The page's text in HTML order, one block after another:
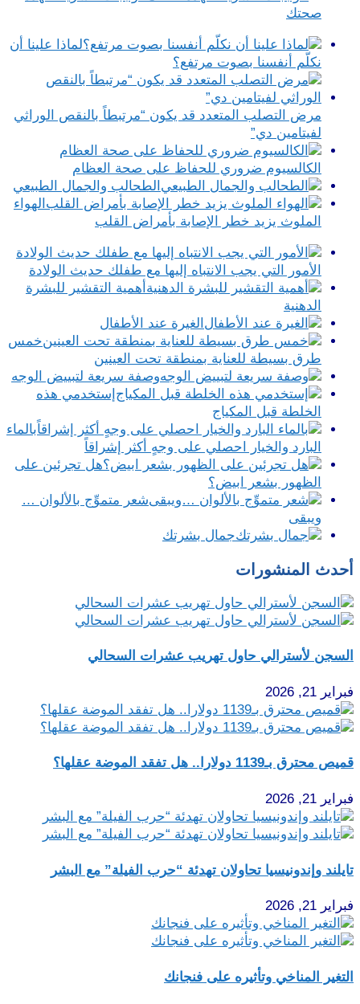
صحتك
لماذا علينا أن
نكلّم أنفسنا بصوت مرتفع؟
مرض التصلب المتعدد قد يكون “مرتبطاً بالنقص الوراثي
لفيتامين دي”
الكالسيوم ضروري للحفاظ على صحة العظام
الطحالب والجمال الطبيعي
الهواء
الملوث يزيد خطر الإصابة بأمراض القلب
الأمور التي يجب الانتباه إليها مع طفلك حديث الولادة
أهمية التقشير للبشرة
الدهنية
الغيرة عند الأطفال
خمس
طرق بسيطة للعناية بمنطقة تحت العينين
وصفة سريعة لتبييض الوجه
إستخدمي هذه
الخلطة قبل المكياج
بالماء
البارد والخيار احصلي على وجهٍ أكثر إشراقاً
هل تجرئين على
الظهور بشعر ابيض؟
شعر متموِّج بالألوان …
ويبقى
جمال بشرتك
أحدث المنشورات
السجن لأسترالي حاول تهريب عشرات السحالي
فبراير 21, 2026
قميص محترق بـ1139 دولارا.. هل تفقد الموضة عقلها؟
فبراير 21, 2026
تايلند وإندونيسيا تحاولان تهدئة “حرب الفيلة” مع البشر
فبراير 21, 2026
التغير المناخي وتأثيره على فنجانك